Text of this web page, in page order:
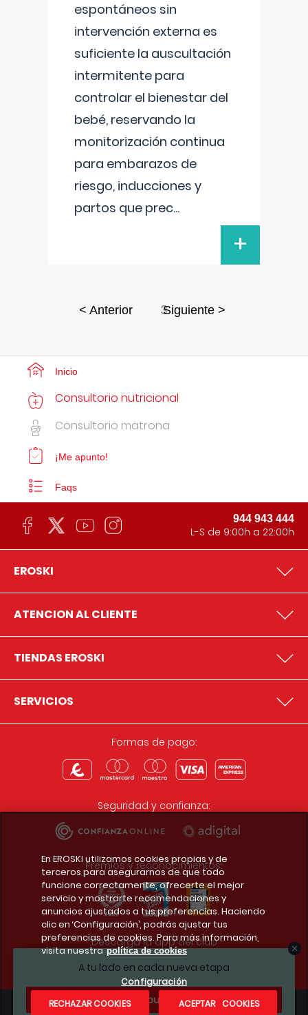
espontáneos sin
intervención externa es
suficiente la auscultación
intermitente para
controlar el bienestar del
bebé, reservando la
monitorización continua
para embarazos de
riesgo, inducciones y
partos que prec...
+
< Anterior 3Siguiente >
A tu lado en cada nueva etapa
¿Te apuntas?
Inicio
Consultorio nutricional
Consultorio matrona
¡Me apunto!
Faqs
944 943 444
L-S de 9:00h a 22:00h
EROSKI
ATENCION AL CLIENTE
TIENDAS EROSKI
SERVICIOS
Formas de pago:
Seguridad y confianza:
Premios y reconocimientos:
Descarga la app del club
En EROSKI utilizamos cookies propias y de
terceros para asegurarnos de que todo
funcione correctamente, ofrecerte el mejor
servicio y mostrarte recomendaciones y
anuncios ajustados a tus preferencias. Haciendo
clic en ‘Configuración’, podrás ajustar tus
preferencias de cookies. Para más información,
visita nuestra política de cookies
Configuración
RECHAZAR COOKIES
ACEPTAR COOKIES